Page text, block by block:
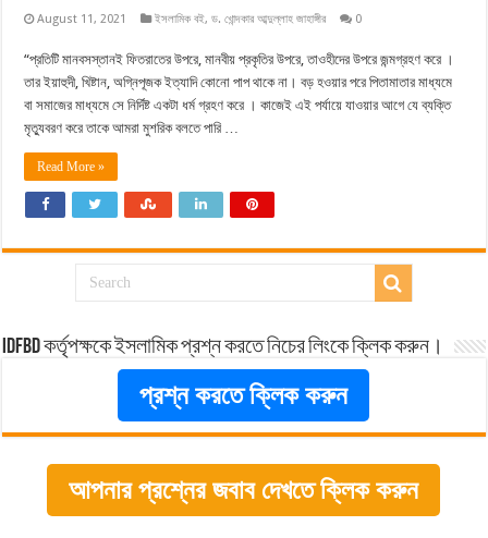
August 11, 2021 ইসলামিক বই,ড. খোন্দকার আব্দুল্লাহ জাহাঙ্গীর 0
“প্রতিটি মানবসস্তানই ফিতরাতের উপরে, মানবীয় প্রকৃতির উপরে, তাওহীদের উপরে জন্মগ্রহণ করে ।
তার ইয়াহুদী, খিষ্টান, অগ্নিপূজক ইত্যাদি কোনো পাপ থাকে না। বড় হওয়ার পরে পিতামাতার মাধ্যমে
বা সমাজের মাধ্যমে সে নির্দিষ্ট একটা ধর্ম গ্রহণ করে । কাজেই এই পর্যায়ে যাওয়ার আগে যে ব্যক্তি
মৃত্যুবরণ করে তাকে আমরা মুশরিক বলতে পারি …
Read More »
idfbd কর্তৃপক্ষকে ইসলামিক প্রশ্ন করতে নিচের লিংকে ক্লিক করুন।
প্রশ্ন করতে ক্লিক করুন
আপনার প্রশ্নের জবাব দেখতে ক্লিক করুন